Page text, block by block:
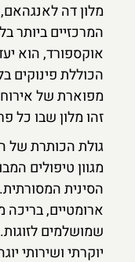
מלון דה לאנגהאם,
המרכזיים ביותר
אוקספורד, הוא יעד
הכוללת פינוקים
מפוארת של אירוח
זהו מלון שבו כל
מגוון טיפולים
הסינית המסורתית.
ארומטיים, בריכה
שמושלמים לזוגות.
יוקרתי ושירותי יוגה